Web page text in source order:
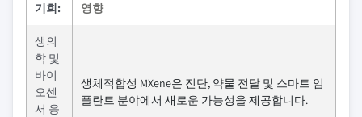
기회: 영향
생의
학 및
바이
오센
서 응
생체적합성 MXene은 진단, 약물 전달 및 스마트 임
플란트 분야에서 새로운 가능성을 제공합니다.